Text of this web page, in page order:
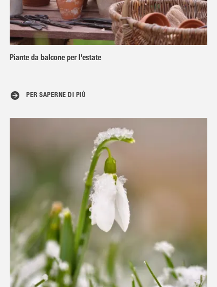
Piante da balcone per l'estate
PER SAPERNE DI PIÙ